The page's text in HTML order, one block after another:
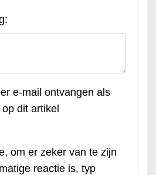
e-mail ontvangen als
dit artikel
om er zeker van te zijn
reactie is, typ